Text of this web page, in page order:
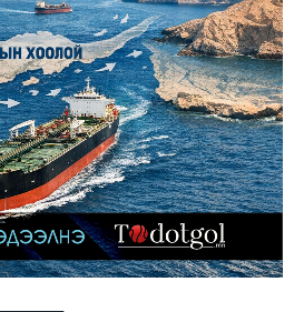
болон Вашингтон мужид
уурын байгууллагууд ойрын
температур дахин огцом
эрчимжих төлөвтэй байгааг
энэ нь гал унтраах ажиллагаанд
болзошгүйг онцолжээ.